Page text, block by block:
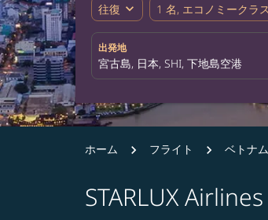
往復 expand_more 1 名, エコノミークラス
出発地
ホーム フライト ベトナ
STARLUX
ルート (出発地および/または目